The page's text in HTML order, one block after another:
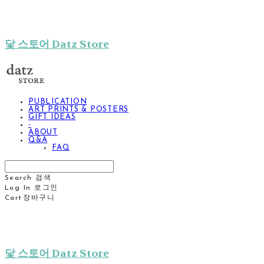
닻 스토어 Datz Store
PUBLICATION
ART PRINTS & POSTERS
GIFT IDEAS
-
ABOUT
Q&A
FAQ
Search
검색
Log In
로그인
Cart 장바구니
닻 스토어 Datz Store